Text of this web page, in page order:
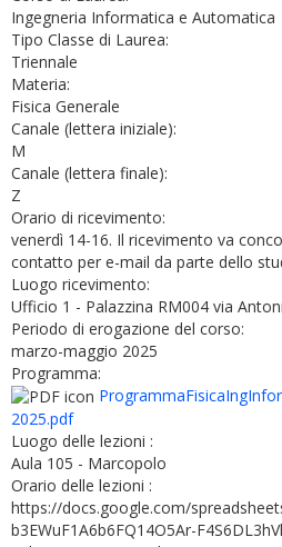
Ingegneria Informatica e Automatica
Tipo Classe di Laurea:
Triennale
Materia:
Fisica Generale
Canale (lettera iniziale):
M
Canale (lettera finale):
Z
Orario di ricevimento:
venerdì 14-16. Il ricevimento va
contatto per e-mail da parte dello
Luogo ricevimento:
Ufficio 1 - Palazzina RM004 via
Periodo di erogazione del corso:
marzo-maggio 2025
Programma:
2025.pdf
Luogo delle lezioni :
Aula 105 - Marcopolo
Orario delle lezioni :
https://docs.google.com/
b3EWuF1A6b6FQ14O5Ar-